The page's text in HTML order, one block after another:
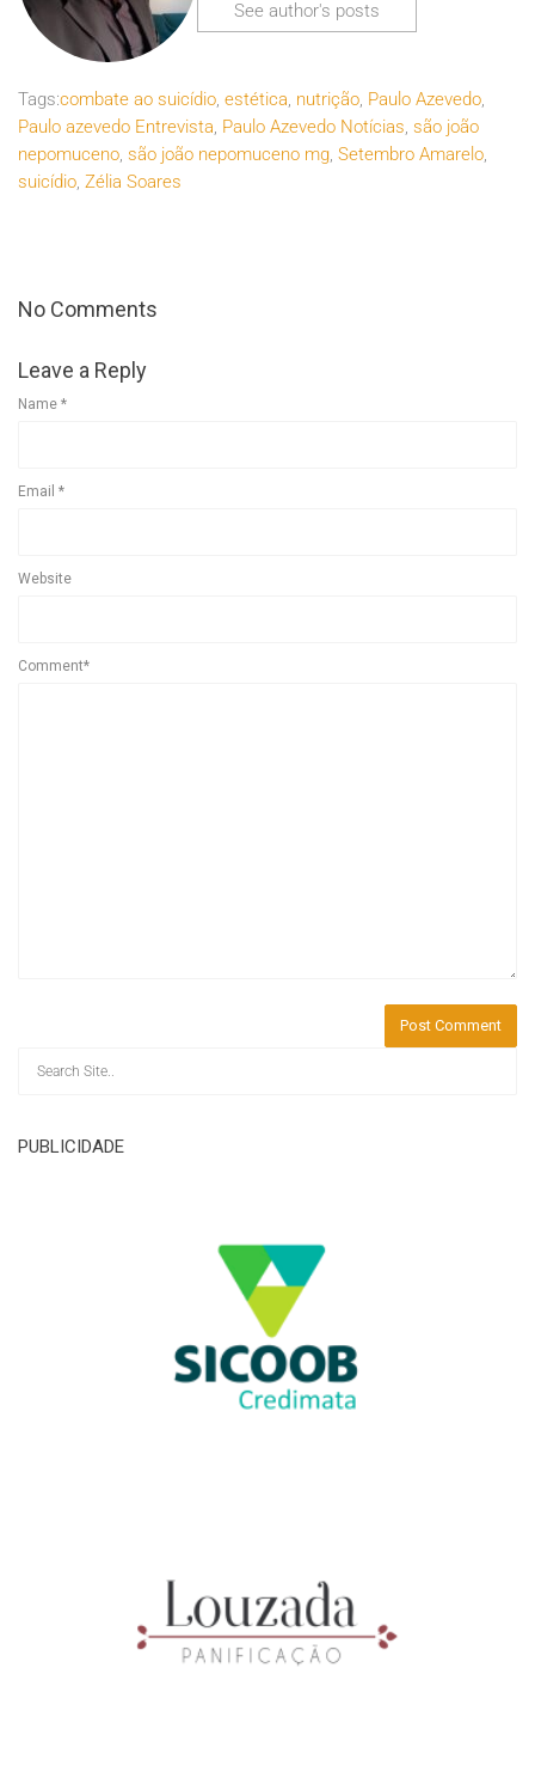
See author's posts
Tags:combate ao suicídio, estética, nutrição, Paulo Azevedo,
Paulo azevedo Entrevista, Paulo Azevedo Notícias, são joão
nepomuceno, são joão nepomuceno mg, Setembro Amarelo,
suicídio, Zélia Soares
No Comments
Leave a Reply
Name *
Email *
Website
Comment*
PUBLICIDADE